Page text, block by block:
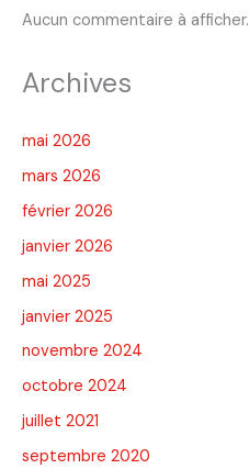
Aucun commentaire à afficher.
Archives
mai 2026
mars 2026
février 2026
janvier 2026
mai 2025
janvier 2025
novembre 2024
octobre 2024
juillet 2021
septembre 2020